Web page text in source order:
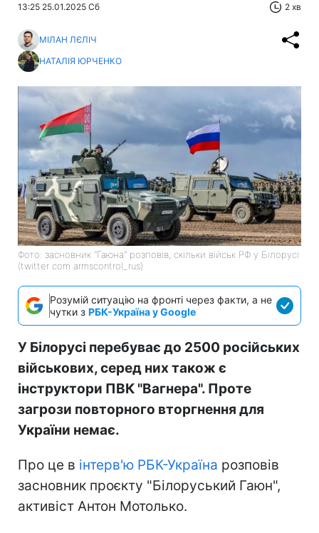
13:25 25.01.2025 Сб 2 хв
МІЛАН ЛЄЛІЧ
НАТАЛІЯ ЮРЧЕНКО
Фото: засновник "Гаюна" розповів, скільки військ РФ у Білорусі
(twitter com armscontrol_rus)
Розумій ситуацію на фронті через факти, а не
чутки з РБК-Україна у Google
У Білорусі перебуває до 2500 російських
військових, серед них також є
інструктори ПВК "Вагнера". Проте
загрози повторного вторгнення для
України немає.
Про це в інтерв'ю РБК-Україна розповів
засновник проєкту "Білоруський Гаюн",
активіст Антон Мотолько.